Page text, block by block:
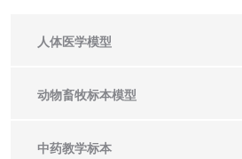
人体医学模型
动物畜牧标本模型
中药教学标本